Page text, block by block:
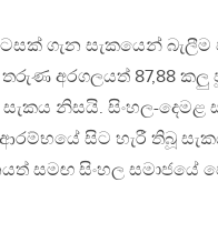
ගැන සැකයෙන් බැලීම
අරගලයත් 87,88 කලු
නිසයි. සිංහල-දෙමළ
සිට හැරී තිබූ
සමඟ සිංහල